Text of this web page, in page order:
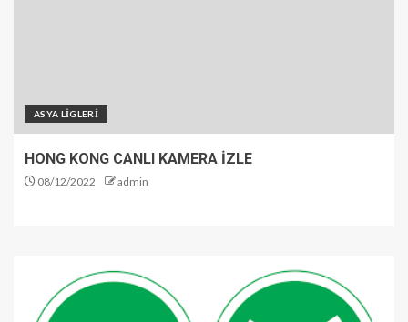
ASYA LİGLERİ
HONG KONG CANLI KAMERA İZLE
08/12/2022 admin